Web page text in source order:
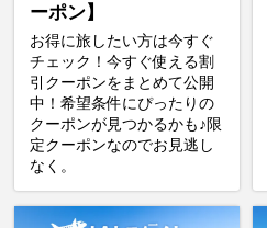
ーポン】
お得に旅したい方は今すぐ
チェック！今すぐ使える割
引クーポンをまとめて公開
中！希望条件にぴったりの
クーポンが見つかるかも♪限
定クーポンなのでお見逃し
なく。